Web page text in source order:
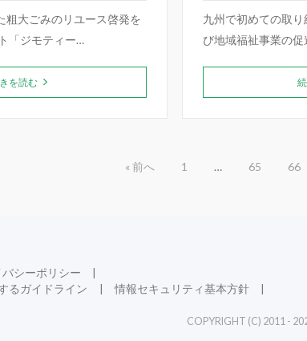
粗大ごみのリユース啓発を
「ジモティー…
を読む
九州で初めての取
び地域福祉事業の
« 前へ 1 … 65 66
シーポリシー
るガイドライン
情報セキュリティ基本方針
COPYRIGHT (C) 2011 -